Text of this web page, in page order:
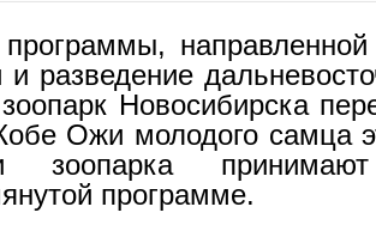
и разведение
Новосибирска
Ожи молодого самца
зоопарка
программе.